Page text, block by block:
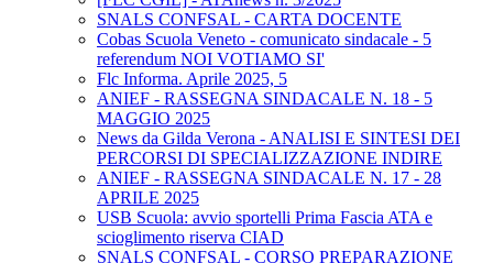
SNALS CONFSAL - CARTA DOCENTE
Cobas Scuola Veneto - comunicato sindacale - 5
referendum NOI VOTIAMO SI'
Flc Informa. Aprile 2025, 5
ANIEF - RASSEGNA SINDACALE N. 18 - 5
MAGGIO 2025
News da Gilda Verona - ANALISI E SINTESI DEI
PERCORSI DI SPECIALIZZAZIONE INDIRE
ANIEF - RASSEGNA SINDACALE N. 17 - 28
APRILE 2025
USB Scuola: avvio sportelli Prima Fascia ATA e
scioglimento riserva CIAD
SNALS CONFSAL - CORSO PREPARAZIONE